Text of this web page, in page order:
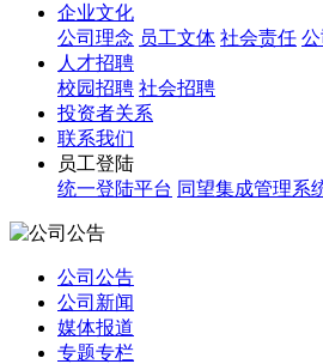
企业文化
公司理念 员工文体 社会责任
人才招聘
校园招聘 社会招聘
投资者关系
联系我们
员工登陆
统一登陆平台 同望集成管理系
公司公告
公司新闻
媒体报道
专题专栏